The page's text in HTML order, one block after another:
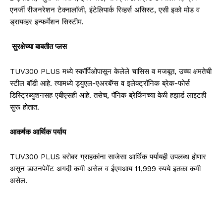
एनर्जी रीजनरेशन टेक्नालॉजी, इंटेलिपार्क रिव्हर्स असिस्ट, एसी इको मोड व
ड्रायव्हर इन्फर्मेशन सिस्टीम.
सुरक्षेच्या बाबतीत प्लस
TUV300 PLUSमध्ये स्कॉर्पिओपासून केलेले चासिस व मजबूत, उच्च क्षमतेची
स्टील बॉडी आहे. त्यामध्ये ड्युएल-एअरबॅग्स व इलेक्ट्रॉनिक ब्रेक-फोर्स
डिस्ट्रिब्युशनसह एबीएसही आहे. तसेच, पॅनिक ब्रेकिंगच्या वेळी हझार्ड लाइटही
सुरू होतात.
आकर्षक आर्थिक पर्याय
TUV300 PLUS बरोबर ग्राहकांना साजेसा आर्थिक पर्यायही उपलब्ध होणार
असून डाउनपेमेंट अगदी कमी असेल व ईएमआय 11,999रुपये इतका कमी
असेल.